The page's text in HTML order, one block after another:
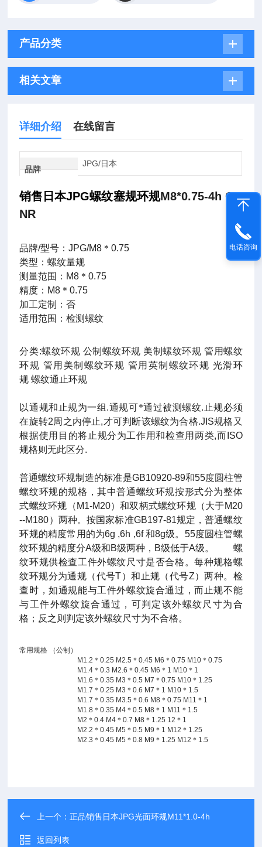
产品分类
相关文章
详细介绍 在线留言
品牌
JPG/日本
销售日本JPG螺纹塞规环规M8*0.75-4h GR
NR
品牌/型号：JPG/M8 ＊0.75
类型：螺纹量规
测量范围： M8 ＊0.75
精度： M8 ＊0.75
加工定制：否
适用范围：检测螺纹
分类:螺纹环规 公制螺纹环规 美制螺纹环规 管用螺纹
环规 管用美制螺纹环规 管用英制螺纹环规 光滑环
规 螺纹通止环规
以通规和止规为一组 .通规可*通过被测螺纹. 止规必须
在旋转2周之内停止,才可判断该螺纹为合格.JIS规格又
根据使用目的将止规分为工作用和检查用两类,而 ISO
规格则无此区分.
普通螺纹环规制造的标准是GB10920-89和55度圆柱管
螺纹环规的规格，其中普通螺纹环规按形式分为整体
式螺纹环规（ M1-M20）和双柄式螺纹环规（大于M20
--M180）两种。按国家标准GB197-81规定，普通螺纹
环规的精度常用的为6g ,6h ,6f和8g级。 55度圆柱管螺
纹环规的精度分A级和B级两种， B级低于A级。 螺
纹环规供检查工件外螺纹尺寸是否合格。每种规格螺
纹环规分为通规（代号T）和止规（代号Z）两种。检
查时，如通规能与工件外螺纹旋合通过，而止规不能
与工件外螺纹旋合通过，可判定该外螺纹尺寸为合
格；反之则判定该外螺纹尺寸为不合格。
常用规格
（公制）
M1.2 ＊0.25 M2.5 ＊0.45 M6 ＊0.75 M10 ＊0.75
M1.4 ＊0.3 M2.6 ＊0.45 M6 ＊ 1 M10 ＊ 1
M1.6 ＊0.35 M3 ＊0.5 M7 ＊0.75 M10 ＊ 1.25
M1.7 ＊0.25 M3 ＊0.6 M7 ＊ 1 M10 ＊ 1.5
M1.7 ＊0.35 M3.5 ＊0.6 M8 ＊0.75 M11 ＊ 1
M1.8 ＊0.35 M4 ＊0.5 M8 ＊ 1 M11 ＊ 1.5
M2 ＊0.4 M4 ＊0.7 M8 ＊ 1.25 12 ＊ 1
M2.2 ＊0.45 M5 ＊0.5 M9 ＊ 1 M12 ＊ 1.25
M2.3 ＊0.45 M5 ＊0.8 M9 ＊ 1.25 M12 ＊ 1.5
上一个：正品销售日本JPG光面环规M11*1.0-4h
返回列表
电话咨询